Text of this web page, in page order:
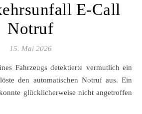
E-Call
Notruf
15. Mai 2026
den automatischen Notruf aus. Ein
glücklicherweise nicht angetroffen